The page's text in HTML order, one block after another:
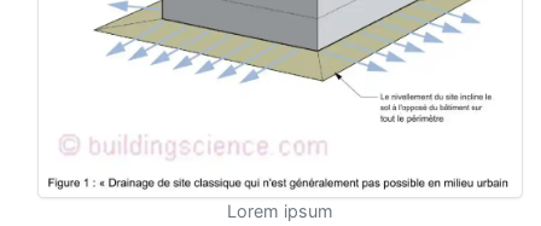
Lorem ipsum